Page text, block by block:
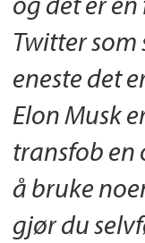
Twitter som
eneste det
Elon Musk
transfob en
å bruke
gjør du